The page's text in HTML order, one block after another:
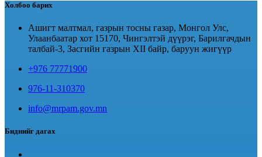
Холбоо барих
Ашигт малтмал, газрын тосны газар, Монгол Улс,
Улаанбаатар хот 15170, Чингэлтэй дүүрэг, Барилгачдын
талбай-3, Засгийн газрын XII байр, баруун жигүүр
+976 77771900
976-11-310370
info@mrpam.gov.mn
Биднийг дагах